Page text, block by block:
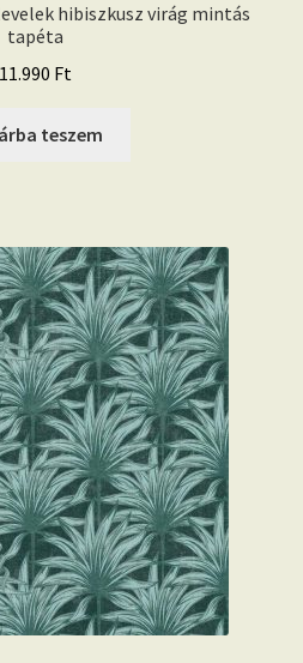
hibiszkusz virág mintás
tapéta
11.990 Ft
teszem